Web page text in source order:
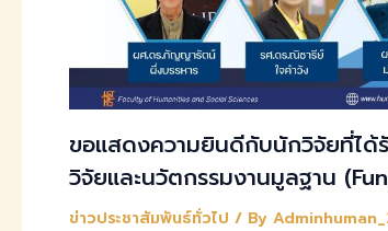
ขอแสดงความยินดีกับนักวิจัยที่ได้
วิจัยและนวัตกรรมงานมูลฐาน
ข่าวประชาสัมพันธ์ทั่วไป / By